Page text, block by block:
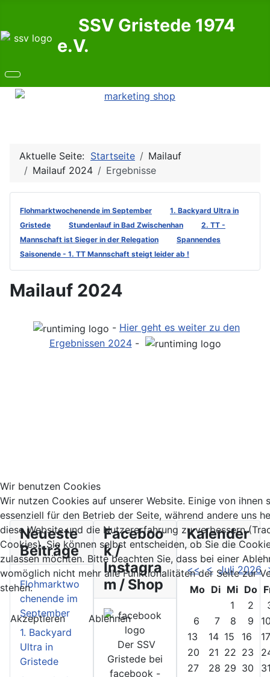
SSV Gristede 1974
e.V.
Aktuelle Seite: Startseite
Mailauf
Mailauf 2024
Ergebnisse
Flohmarktwochenende im September
1. Backyard Ultra in
Gristede
Stundenlauf in Bad Zwischenhan
2. TT -
Mannschaft ist Sieger in der Relegation
Spannendes
Saisonende - 1. TT Mannschaft steigt leider ab !
Mailauf 2024
- Hier geht es weiter zu den
Ergebnissen 2024-
Neueste
Beiträge
Flohmarktwo
chenende im
September
1. Backyard
Ultra in
Gristede
Faceboo
k /
Instagra
m / Shop
Der SSV
Gristede bei
facebook -
Kalender
<< < Juli 2026
Mo Di Mi Do
1
2
6
7 8 9
13
14 15 16
20
21 22 23
27
28 29 30
Wir benutzen Cookies
Wir nutzen Cookies auf unserer Website. Einige von ihnen
essenziell für den Betrieb der Seite, während andere uns
diese Website und die Nutzererfahrung zu verbessern
Cookies). Sie können selbst entscheiden, ob Sie die
zulassen möchten. Bitte beachten Sie, dass bei einer
womöglich nicht mehr alle Funktionalitäten der Seite zur
stehen.
Akzeptieren Ablehnen